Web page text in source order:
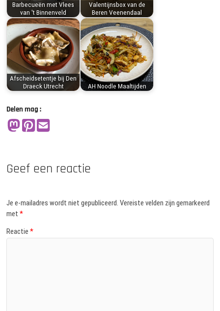
Barbecueën met Vlees
van 't Binnenveld
Valentijnsbox van de
Beren Veenendaal
Afscheidsetentje bij Den
Draeck Utrecht
AH Noodle Maaltijden
Delen mag :
Geef een reactie
Je e-mailadres wordt niet gepubliceerd. Vereiste velden zijn gemarkeerd
met*
Reactie*